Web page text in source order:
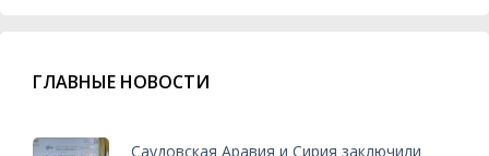
ГЛАВНЫЕ НОВОСТИ
Саудовская Аравия и Сирия заключили